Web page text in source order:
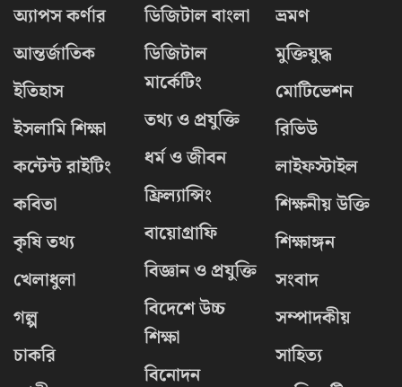
অ্যাপস কর্ণার
আন্তর্জাতিক
ইতিহাস
ইসলামি শিক্ষা
কন্টেন্ট রাইটিং
কবিতা
কৃষি তথ্য
খেলাধুলা
গল্প
চাকরি
ডিজিটাল বাংলা
ডিজিটাল
মার্কেটিং
তথ্য ও প্রযুক্তি
ধর্ম ও জীবন
ফ্রিল্যান্সিং
বায়োগ্রাফি
বিজ্ঞান ও প্রযুক্তি
বিদেশে উচ্চ
শিক্ষা
বিনোদন
ভ্রমণ
মুক্তিযুদ্ধ
মোটিভেশন
রিভিউ
লাইফস্টাইল
শিক্ষনীয় উক্তি
শিক্ষাঙ্গন
সংবাদ
সম্পাদকীয়
সাহিত্য